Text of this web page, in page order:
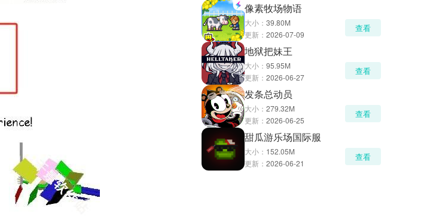
像素牧场物语
大小： 39.80M
更新： 2026-07-09
查看
地狱把妹王
大小： 95.95M
更新： 2026-06-27
查看
发条总动员
大小： 279.32M
更新： 2026-06-25
查看
甜瓜游乐场国际服
大小： 152.05M
更新： 2026-06-21
查看